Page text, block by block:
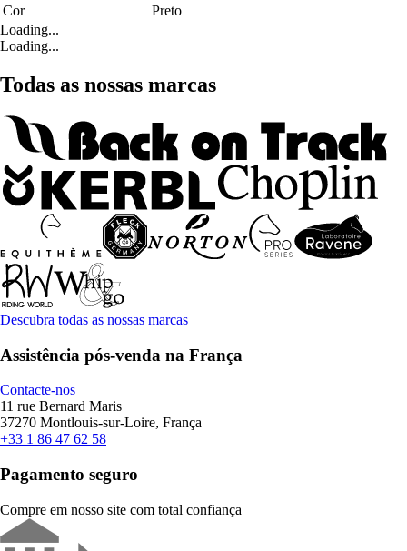
Cor
Preto
Loading...
Loading...
Todas as nossas marcas
Descubra todas as nossas marcas
Assistência pós-venda na França
Contacte-nos
11 rue Bernard Maris
37270 Montlouis-sur-Loire, França
+33 1 86 47 62 58
Pagamento seguro
Compre em nosso site com total confiança